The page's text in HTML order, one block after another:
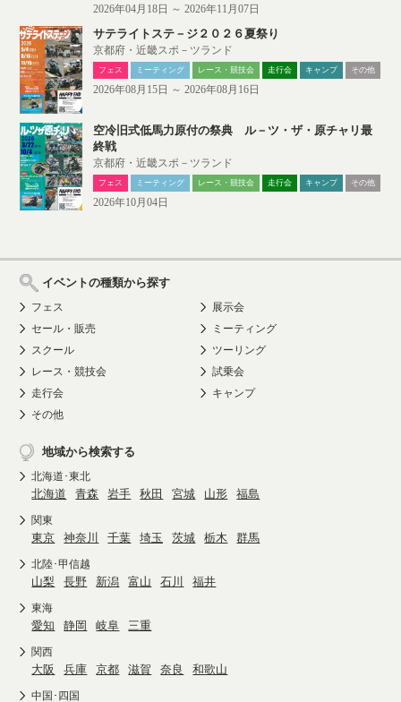
2026年04月18日 ～ 2026年11月07日
サテライトステ－ジ２０２６夏祭り
京都府・近畿スポ－ツランド
フェス ミーティング レース・競技会 走行会 キャンプ その他
2026年08月15日 ～ 2026年08月16日
空冷旧式低馬力原付の祭典 ル－ツ・ザ・原チャリ最
終戦
京都府・近畿スポ－ツランド
フェス ミーティング レース・競技会 走行会 キャンプ その他
2026年10月04日
イベントの種類から探す
フェス
展示会
セール・販売
ミーティング
スクール
ツーリング
レース・競技会
試乗会
走行会
キャンプ
その他
地域から検索する
北海道･東北
北海道 青森 岩手 秋田 宮城 山形 福島
関東
東京 神奈川 千葉 埼玉 茨城 栃木 群馬
北陸･甲信越
山梨 長野 新潟 富山 石川 福井
東海
愛知 静岡 岐阜 三重
関西
大阪 兵庫 京都 滋賀 奈良 和歌山
中国･四国